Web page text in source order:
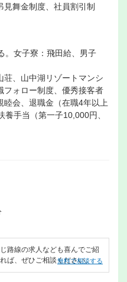
舞金制度、社員割引制
。女子寮：飛田給、男子
荘、山中湖リゾートマンシ
フォロー制度、優秀接客者
睦会、退職金（在職4年以上
手当（第一子10,000円、
路線の求人なども喜んでご紹
ば、ぜひご相談ください。
無料で相談する